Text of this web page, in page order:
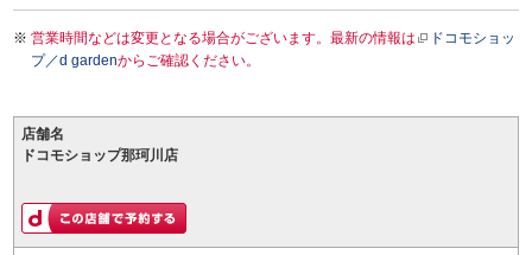
営業時間などは変更となる場合がございます。最新の情報は
ドコモショッ
プ／d gardenからご確認ください。
店舗名
ドコモショップ那珂川店